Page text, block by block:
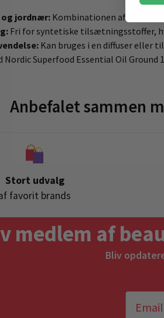
og jordnær:Kombinationen af
Fri for syntetiske tilsætningsstoffer,
Kan bruges i en diffuser eller
Nordic Superfood Essential Oil
Anbefalet sammen
Stort udvalg
favorit brands
medlem af
Bliv